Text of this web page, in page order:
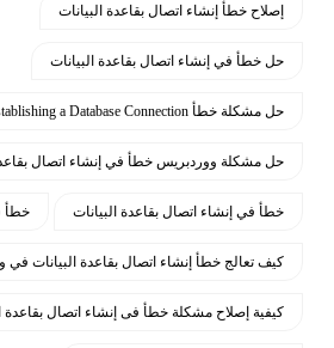
إصلاح خطأ إنشاء اتصال بقاعدة البيانات
حل خطأ في إنشاء اتصال بقاعدة البيانات
حل مشكلة خطأ Error Establishing a Database Connection
حل مشكلة ووردبريس خطأ في إنشاء اتصال
خطأ في إنشاء اتصال بقاعدة البيانات خطأ
كيف تعالج خطأ إنشاء اتصال بقاعدة البيانات في
كيفية إصلاح مشكلة خطأ فى إنشاء اتصال بقاعدة